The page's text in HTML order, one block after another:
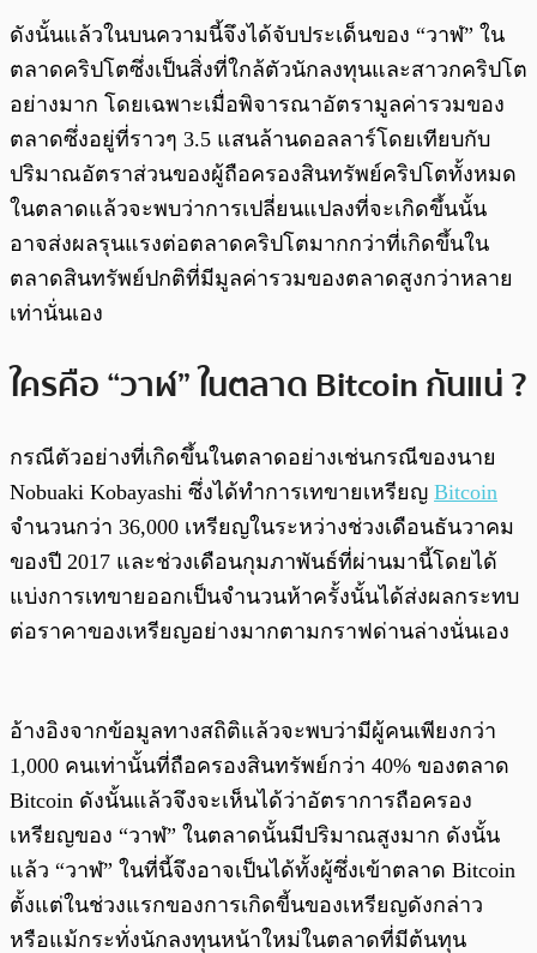
ดังนั้นแล้วในบนความนี้จึงได้จับประเด็นของ “วาฬ” ใน
ตลาดคริปโตซึ่งเป็นสิ่งที่ใกล้ตัวนักลงทุนและสาวกคริปโต
อย่างมาก โดยเฉพาะเมื่อพิจารณาอัตรามูลค่ารวมของ
ตลาดซึ่งอยู่ที่ราวๆ 3.5 แสนล้านดอลลาร์โดยเทียบกับ
ปริมาณอัตราส่วนของผู้ถือครองสินทรัพย์คริปโตทั้งหมด
ในตลาดแล้วจะพบว่าการเปลี่ยนแปลงที่จะเกิดขึ้นนั้น
อาจส่งผลรุนแรงต่อตลาดคริปโตมากกว่าที่เกิดขึ้นใน
ตลาดสินทรัพย์ปกติที่มีมูลค่ารวมของตลาดสูงกว่าหลาย
เท่านั่นเอง
ใครคือ “วาฬ” ในตลาด Bitcoin กันแน่ ?
กรณีตัวอย่างที่เกิดขึ้นในตลาดอย่างเช่นกรณีของนาย
Nobuaki Kobayashi ซึ่งได้ทำการเทขายเหรียญ Bitcoin
จำนวนกว่า 36,000 เหรียญในระหว่างช่วงเดือนธันวาคม
ของปี 2017 และช่วงเดือนกุมภาพันธ์ที่ผ่านมานี้โดยได้
แบ่งการเทขายออกเป็นจำนวนห้าครั้งนั้นได้ส่งผลกระทบ
ต่อราคาของเหรียญอย่างมากตามกราฟด่านล่างนั่นเอง
อ้างอิงจากข้อมูลทางสถิติแล้วจะพบว่ามีผู้คนเพียงกว่า
1,000 คนเท่านั้นที่ถือครองสินทรัพย์กว่า 40% ของตลาด
Bitcoin ดังนั้นแล้วจึงจะเห็นได้ว่าอัตราการถือครอง
เหรียญของ “วาฬ” ในตลาดนั้นมีปริมาณสูงมาก ดังนั้น
แล้ว “วาฬ” ในที่นี้จึงอาจเป็นได้ทั้งผู้ซึ่งเข้าตลาด Bitcoin
ตั้งแต่ในช่วงแรกของการเกิดขี้นของเหรียญดังกล่าว
หรือแม้กระทั่งนักลงทุนหน้าใหม่ในตลาดที่มีต้นทุน